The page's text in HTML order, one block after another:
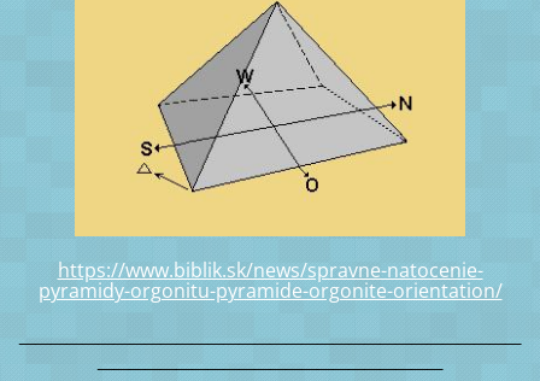
https://www.biblik.sk/news/spravne-natocenie-
pyramidy-orgonitu-pyramide-orgonite-orientation/